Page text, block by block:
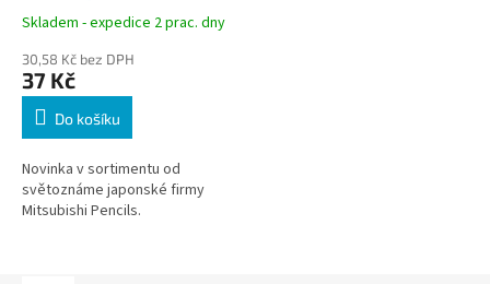
mm, černý
Skladem - expedice 2 prac. dny
30,58 Kč bez DPH
37 Kč
Do košíku
Novinka v sortimentu od
světoznáme japonské firmy
Mitsubishi Pencils.